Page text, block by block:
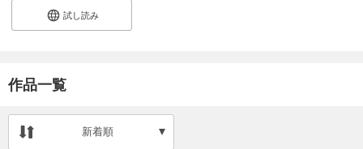
試し読み
作品一覧
新着順